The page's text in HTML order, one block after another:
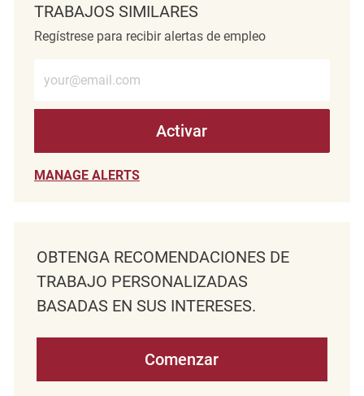
TRABAJOS SIMILARES
Regístrese para recibir alertas de empleo
Activar
MANAGE ALERTS
OBTENGA RECOMENDACIONES DE
TRABAJO PERSONALIZADAS
BASADAS EN SUS INTERESES.
Comenzar